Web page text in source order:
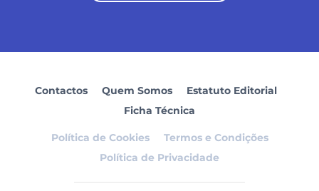
Contactos Quem Somos
Estatuto Editorial
Ficha Técnica
Política de Cookies
Termos e Condições
Política de Privacidade